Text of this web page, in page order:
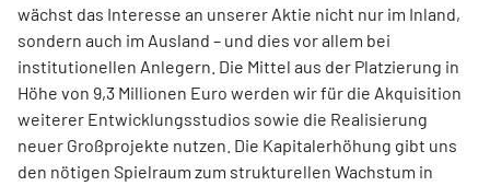
wächst das Interesse an unserer Aktie nicht nur im Inland,
sondern auch im Ausland – und dies vor allem bei
institutionellen Anlegern. Die Mittel aus der Platzierung in
Höhe von 9,3 Millionen Euro werden wir für die Akquisition
weiterer Entwicklungsstudios sowie die Realisierung
neuer Großprojekte nutzen. Die Kapitalerhöhung gibt uns
den nötigen Spielraum zum strukturellen Wachstum in